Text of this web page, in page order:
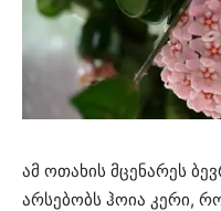
ამ ოთახის მცენარეს
არსებობს ჰოია კერი,